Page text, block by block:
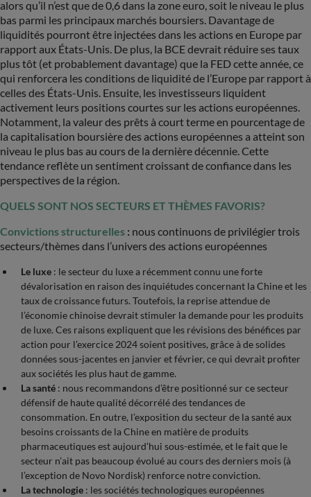
alors qu’il n’est que de 0,6 dans la zone euro, soit le niveau le plus
bas parmi les principaux marchés boursiers. Davantage de
liquidités pourront être injectées dans les actions en Europe par
rapport aux États-Unis. De plus, la BCE devrait réduire ses taux
plus tôt (et probablement davantage) que la FED cette année, ce
qui renforcera les conditions de liquidité de l’Europe par rapport à
celles des États-Unis. Ensuite, les investisseurs liquident
activement leurs positions courtes sur les actions européennes.
Notamment, la valeur des prêts à court terme en pourcentage de
la capitalisation boursière des actions européennes a atteint son
niveau le plus bas au cours de la dernière décennie. Cette
tendance reflète un sentiment croissant de confiance dans les
perspectives de la région.
QUELS SONT NOS SECTEURS ET THÈMES FAVORIS?
Convictions structurelles : nous continuons de privilégier trois
secteurs/thèmes dans l’univers des actions européennes
Le luxe : le secteur du luxe a récemment connu une forte
dévalorisation en raison des inquiétudes concernant la Chine et les
taux de croissance futurs. Toutefois, la reprise attendue de
l’économie chinoise devrait stimuler la demande pour les produits
de luxe. Ces raisons expliquent que les révisions des bénéfices par
action pour l’exercice 2024 soient positives, grâce à de solides
données sous-jacentes en janvier et février, ce qui devrait profiter
aux sociétés les plus haut de gamme.
La santé : nous recommandons d’être positionné sur ce secteur
défensif de haute qualité décorrélé des tendances de
consommation. En outre, l’exposition du secteur de la santé aux
besoins croissants de la Chine en matière de produits
pharmaceutiques est aujourd’hui sous-estimée, et le fait que le
secteur n’ait pas beaucoup évolué au cours des derniers mois (à
l’exception de Novo Nordisk) renforce notre conviction.
La technologie : les sociétés technologiques européennes